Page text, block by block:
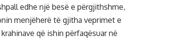
edhe një besë e përgjithshme,
menjëherë të gjitha veprimet e
që ishin përfaqësuar në